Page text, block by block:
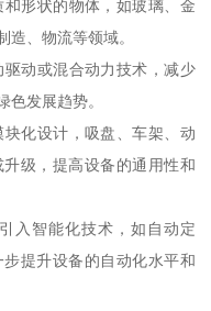
形状的物体，如玻璃、金
造、物流等领域。
动或混合动力技术，减少
色发展趋势。
化设计，吸盘、车架、动
级，提高设备的通用性和
入智能化技术，如自动定
提升设备的自动化水平和